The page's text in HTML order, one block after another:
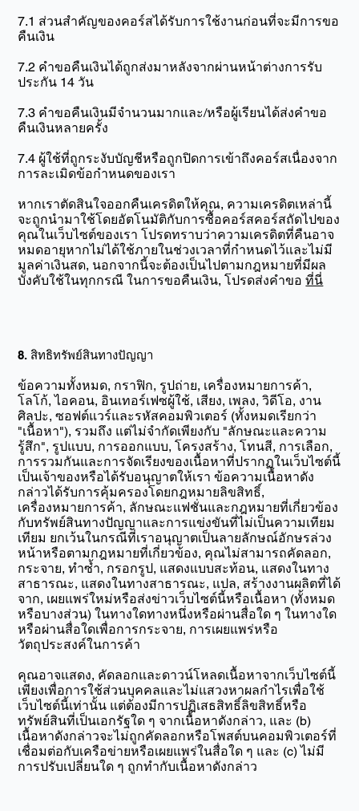
7.1 ส่วนสำคัญของคอร์สได้รับการใช้งานก่อนที่จะมีการขอ
คืนเงิน
7.2 คำขอคืนเงินได้ถูกส่งมาหลังจากผ่านหน้าต่างการรับ
ประกัน 14 วัน
7.3 คำขอคืนเงินมีจำนวนมากและ/หรือผู้เรียนได้ส่งคำขอ
คืนเงินหลายครั้ง
7.4 ผู้ใช้ที่ถูกระงับบัญชีหรือถูกปิดการเข้าถึงคอร์สเนื่องจาก
การละเมิดข้อกำหนดของเรา
หากเราตัดสินใจออกคืนเครดิตให้คุณ, ความเครดิตเหล่านี้
จะถูกนำมาใช้โดยอัตโนมัติกับการซื้อคอร์สคอร์สถัดไปของ
คุณในเว็บไซต์ของเรา โปรดทราบว่าความเครดิตที่คืนอาจ
หมดอายุหากไม่ได้ใช้ภายในช่วงเวลาที่กำหนดไว้และไม่มี
มูลค่าเงินสด, นอกจากนี้จะต้องเป็นไปตามกฎหมายที่มีผล
บังคับใช้ในทุกกรณี ในการขอคืนเงิน, โปรดส่งคำขอที่นี่
8. สิทธิทรัพย์สินทางปัญญา
ข้อความทั้งหมด, กราฟิก, รูปถ่าย, เครื่องหมายการค้า,
โลโก้, ไอคอน, อินเทอร์เฟซผู้ใช้, เสียง, เพลง, วิดีโอ, งาน
ศิลปะ, ซอฟต์แวร์และรหัสคอมพิวเตอร์ (ทั้งหมดเรียกว่า
"เนื้อหา"), รวมถึง แต่ไม่จำกัดเพียงกับ "ลักษณะและความ
รู้สึก", รูปแบบ, การออกแบบ, โครงสร้าง, โทนสี, การเลือก,
การรวมกันและการจัดเรียงของเนื้อหาที่ปรากฏในเว็บไซต์นี้
เป็นเจ้าของหรือได้รับอนุญาตให้เรา ข้อความเนื้อหาดัง
กล่าวได้รับการคุ้มครองโดยกฎหมายลิขสิทธิ์,
เครื่องหมายการค้า, ลักษณะแฟชั่นและกฎหมายที่เกี่ยวข้อง
กับทรัพย์สินทางปัญญาและการแข่งขันที่ไม่เป็นความเทียม
เทียม ยกเว้นในกรณีที่เราอนุญาตเป็นลายลักษณ์อักษรล่วง
หน้าหรือตามกฎหมายที่เกี่ยวข้อง, คุณไม่สามารถคัดลอก,
กระจาย, ทำซ้ำ, กรอกรูป, แสดงแบบสะท้อน, แสดงในทาง
สาธารณะ, แสดงในทางสาธารณะ, แปล, สร้างงานผลิตที่ได้
จาก, เผยแพร่ใหม่หรือส่งข่าวเว็บไซต์นี้หรือเนื้อหา (ทั้งหมด
หรือบางส่วน) ในทางใดทางหนึ่งหรือผ่านสื่อใด ๆ ในทางใด
หรือผ่านสื่อใดเพื่อการกระจาย, การเผยแพร่หรือ
วัตถุประสงค์ในการค้า
คุณอาจแสดง, คัดลอกและดาวน์โหลดเนื้อหาจากเว็บไซต์นี้
เพียงเพื่อการใช้ส่วนบุคคลและไม่แสวงหาผลกำไรเพื่อใช้
เว็บไซต์นี้เท่านั้น แต่ต้องมีการปฏิเสธสิทธิ์ลิขสิทธิ์หรือ
ทรัพย์สินที่เป็นเอกรัฐใด ๆ จากเนื้อหาดังกล่าว, และ (b)
เนื้อหาดังกล่าวจะไม่ถูกคัดลอกหรือโพสต์บนคอมพิวเตอร์ที่
เชื่อมต่อกับเครือข่ายหรือเผยแพร่ในสื่อใด ๆ และ (c) ไม่มี
การปรับเปลี่ยนใด ๆ ถูกทำกับเนื้อหาดังกล่าว